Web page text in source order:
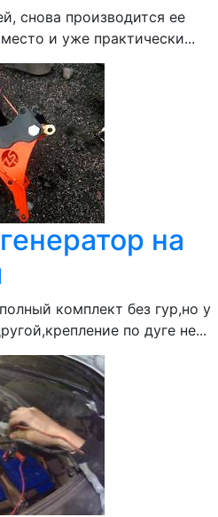
снова производится ее
и уже практически...
на
комплект без гур,но у
по дуге не...